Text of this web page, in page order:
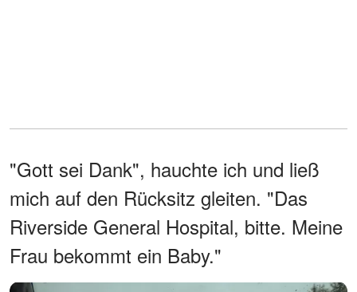
"Gott sei Dank", hauchte ich und ließ
mich auf den Rücksitz gleiten. "Das
Riverside General Hospital, bitte. Meine
Frau bekommt ein Baby."